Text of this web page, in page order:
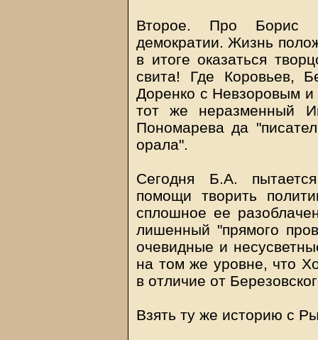
Второе. Про Борис
демократии. Жизнь
в итоге оказаться
свита! Где Коровьев,
Доренко с Невзоровым
тот же неразменный
Пономарева да
орала".
Сегодня Б.А.
помощи творить
сплошное ее
лишенный "прямого
очевидные и
на том же уровне, что
в отличие от
Взять ту же историю с